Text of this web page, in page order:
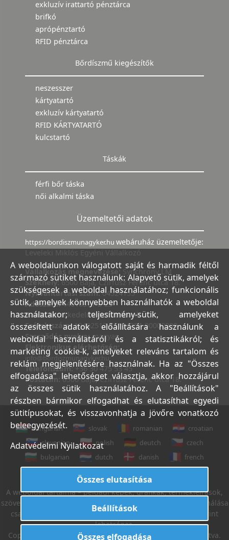
exkluzív irattartó pénztárca
brifkó
aprópénztartó
RFID pénztárca
Bőrdíszmű kiegészítők
neszesszer
kártyatartó
exkluzív kártyatartó
RFID KÁRTYATARTÓ
kulcstartó
Táskák
férfi bőr táska
női alkalmi táska
Üzemeltetői adatok
https://bordiszmunagyker.hu webáruház üzemeltetője:
Leveleki Miklós Egyéni Vállalkozó
Vállalkozás megnevezése: Synchrony LM
Székhely:6500 Baja, Czirfusz Ferenc utca 18.
Nyilvántartási szám:04524155
Adószám:44018371-2-23
Bank:Kereskedelmi és Hitelbank
Számlaszám:10402513-25154254-00000000
Szerződés nyelve:magyar
Elektronikus elérhetőség:
info@bordiszmunagyker.hu
Telefonszám: +36 30 475 53 45
Postacím:6500 Baja, Czirfusz Ferenc utca 18.
hungarian slovak romanian
croatian
slovenian
polish deutch
czech
bulgarian
dutch danish
french
A weboldal tartalma – például képek, grafikák, termékleírások,
szövegek, stb. – Leveleki Miklós E.V. tulajdona, azok felhasználása
csak az Általános Szerződési Feltételek 18. sz. pontja szerint
lehetséges.
Copyright © 2022. Leveleki Miklós E.V. Minden jog fenntartva.
A weboldalunkon válogatott saját és harmadik féltől
származó sütiket használunk: Alapvető sütik, amelyek
szükségesek a weboldal használatához; funkcionális
sütik, amelyek könnyebben használhatók a weboldal
használatakor; teljesítmény-sütik, amelyeket
összesített adatok előállítására használunk a
weboldal használatáról és a statisztikákról; és
marketing cookie-k, amelyeket releváns tartalom és
reklám megjelenítésére használnak. Ha az "Összes
elfogadása" lehetőséget választja, akkor hozzájárul
az összes sütik használatához. A "Beállítások"
részben bármikor elfogadhat és elutasíthat egyedi
sütitípusokat, és visszavonhatja a jövőre vonatkozó
beleegyezését.
Adatvédelmi Nyilatkozat
Összes elutasítása
Beállítások
Összes elfogadása